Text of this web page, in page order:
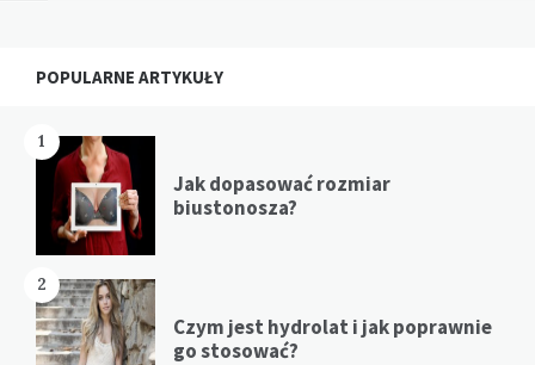
Widgets
POPULARNE ARTYKUŁY
1
Jak dopasować rozmiar
biustonosza?
2
Czym jest hydrolat i jak poprawnie
go stosować?